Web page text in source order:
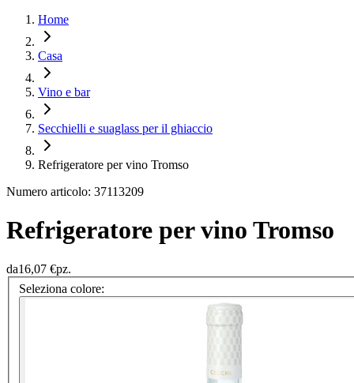
Home
Casa
Vino e bar
Secchielli e suaglass per il ghiaccio
Refrigeratore per vino Tromso
Numero articolo: 37113209
Refrigeratore per vino Tromso
da16,07 €pz.
Seleziona colore: